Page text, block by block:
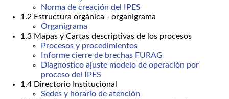
Norma de creación del IPES
1.2 Estructura orgánica - organigrama
Organigrama
1.3 Mapas y Cartas descriptivas de los procesos
Procesos y procedimientos
Informe cierre de brechas FURAG
Diagnostico ajuste modelo de operación por
proceso del IPES
1.4 Directorio Institucional
Sedes y horario de atención